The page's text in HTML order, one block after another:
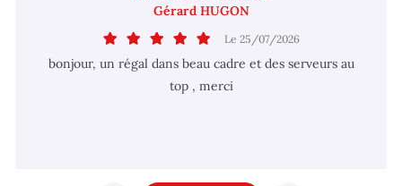
Gérard HUGON
Le 25/07/2026
bonjour, un régal dans beau cadre et des serveurs au
top , merci